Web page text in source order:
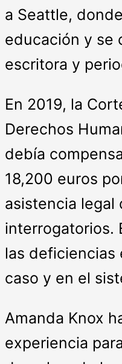
a Seattle,
educación y se
escritora y
En 2019, la
Derechos
debía
18,200 euros
asistencia legal
interrogatorios.
las deficiencias
caso y en el
Amanda Knox
experiencia